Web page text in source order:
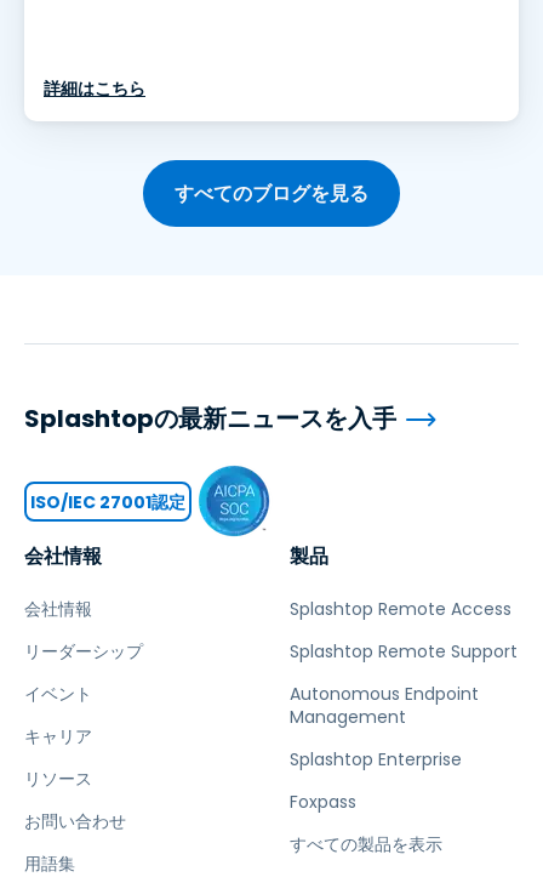
詳細はこちら
すべてのブログを見る
会社情報
会社情報
リーダーシップ
イベント
キャリア
リソース
お問い合わせ
用語集
製品
Splashtop Remote Access
Splashtop Remote Support
Autonomous Endpoint
Management
Splashtop Enterprise
Foxpass
すべての製品を表示
Splashtopの最新ニュースを入手
ISO/IEC 27001認定